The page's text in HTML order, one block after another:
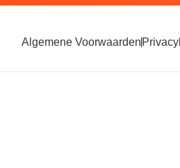
Algemene Voorwaarden